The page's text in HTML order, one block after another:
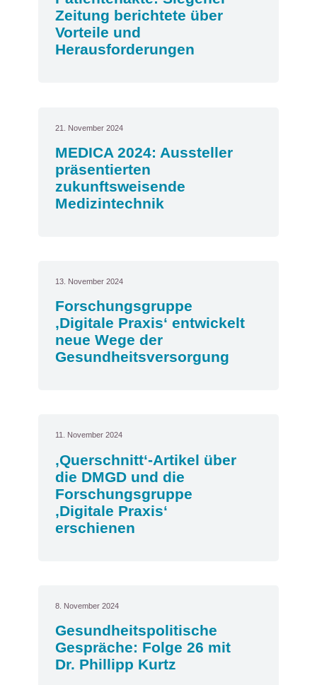
Zeitung berichtete über
Vorteile und
Herausforderungen
21. November 2024
MEDICA 2024: Aussteller
präsentierten
zukunftsweisende
Medizintechnik
13. November 2024
Forschungsgruppe
‚Digitale Praxis‘ entwickelt
neue Wege der
Gesundheitsversorgung
11. November 2024
‚Querschnitt‘-Artikel über
die DMGD und die
Forschungsgruppe
‚Digitale Praxis‘
erschienen
8. November 2024
Gesundheitspolitische
Gespräche: Folge 26 mit
Dr. Phillipp Kurtz